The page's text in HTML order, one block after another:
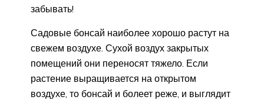
забывать!
Садовые бонсай наиболее хорошо растут на
свежем воздухе. Сухой воздух закрытых
помещений они переносят тяжело. Если
растение выращивается на открытом
воздухе, то бонсай и болеет реже, и выглядит